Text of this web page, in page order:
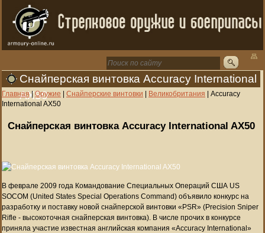
Снайперская винтовка Accuracy International
AX50
Главная|Оружие | Снайперские винтовки | Великобритания | Accuracy
International AX50
Снайперская винтовка Accuracy International AX50
В феврале 2009 года Командование Специальных Операций США US
SOCOM (United States Special Operations Command) объявило конкурс на
разработку и поставку новой снайперской винтовки «PSR» (Precision Sniper
Rifle - высокоточная снайперская винтовка). В числе прочих в конкурсе
приняла участие известная английская компания «Accuracy International»